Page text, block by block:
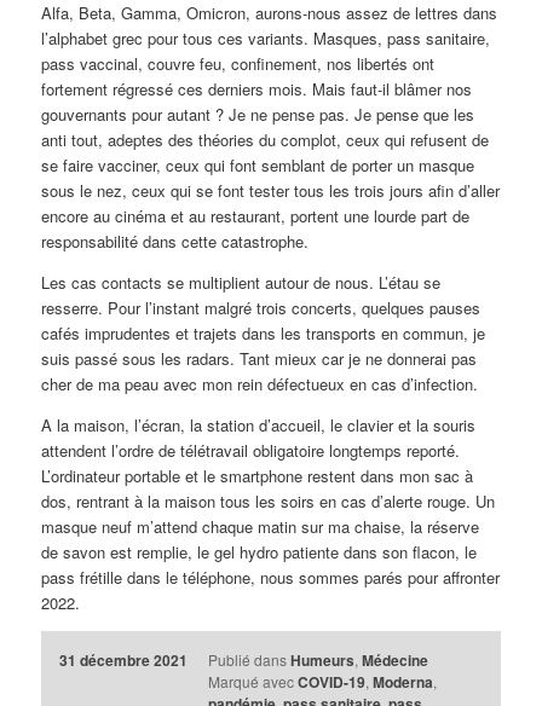
Alfa, Beta, Gamma, Omicron, aurons-nous assez de lettres dans
l’alphabet grec pour tous ces variants. Masques, pass sanitaire,
pass vaccinal, couvre feu, confinement, nos libertés ont
fortement régressé ces derniers mois. Mais faut-il blâmer nos
gouvernants pour autant ? Je ne pense pas. Je pense que les
anti tout, adeptes des théories du complot, ceux qui refusent de
se faire vacciner, ceux qui font semblant de porter un masque
sous le nez, ceux qui se font tester tous les trois jours afin d’aller
encore au cinéma et au restaurant, portent une lourde part de
responsabilité dans cette catastrophe.
Les cas contacts se multiplient autour de nous. L’étau se
resserre. Pour l’instant malgré trois concerts, quelques pauses
cafés imprudentes et trajets dans les transports en commun, je
suis passé sous les radars. Tant mieux car je ne donnerai pas
cher de ma peau avec mon rein défectueux en cas d’infection.
A la maison, l’écran, la station d’accueil, le clavier et la souris
attendent l’ordre de télétravail obligatoire longtemps reporté.
L’ordinateur portable et le smartphone restent dans mon sac à
dos, rentrant à la maison tous les soirs en cas d’alerte rouge. Un
masque neuf m’attend chaque matin sur ma chaise, la réserve
de savon est remplie, le gel hydro patiente dans son flacon, le
pass frétille dans le téléphone, nous sommes parés pour affronter
2022.
31 décembre 2021 Publié dans Humeurs,Médecine
Marqué avec COVID-19,Moderna,